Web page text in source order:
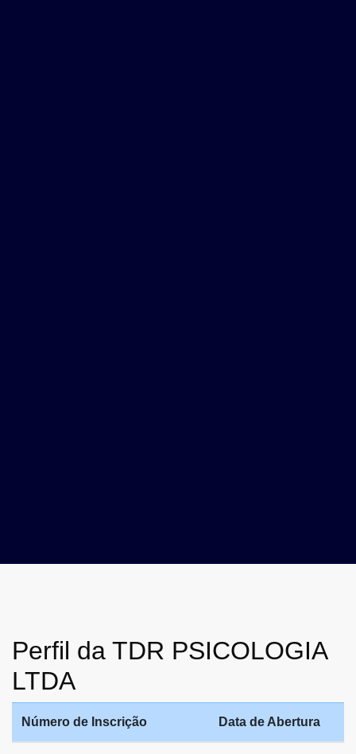
Perfil da TDR PSICOLOGIA
LTDA
Número de Inscrição Data de Abertura